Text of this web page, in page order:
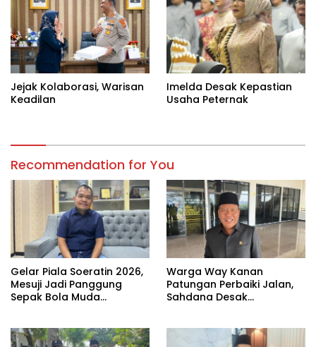
Jejak Kolaborasi, Warisan
Keadilan
Imelda Desak Kepastian
Usaha Peternak
Recommendation for You
Gelar Piala Soeratin 2026,
Mesuji Jadi Panggung
Sepak Bola Muda
Warga Way Kanan
Patungan Perbaiki Jalan,
Sahdana Desak